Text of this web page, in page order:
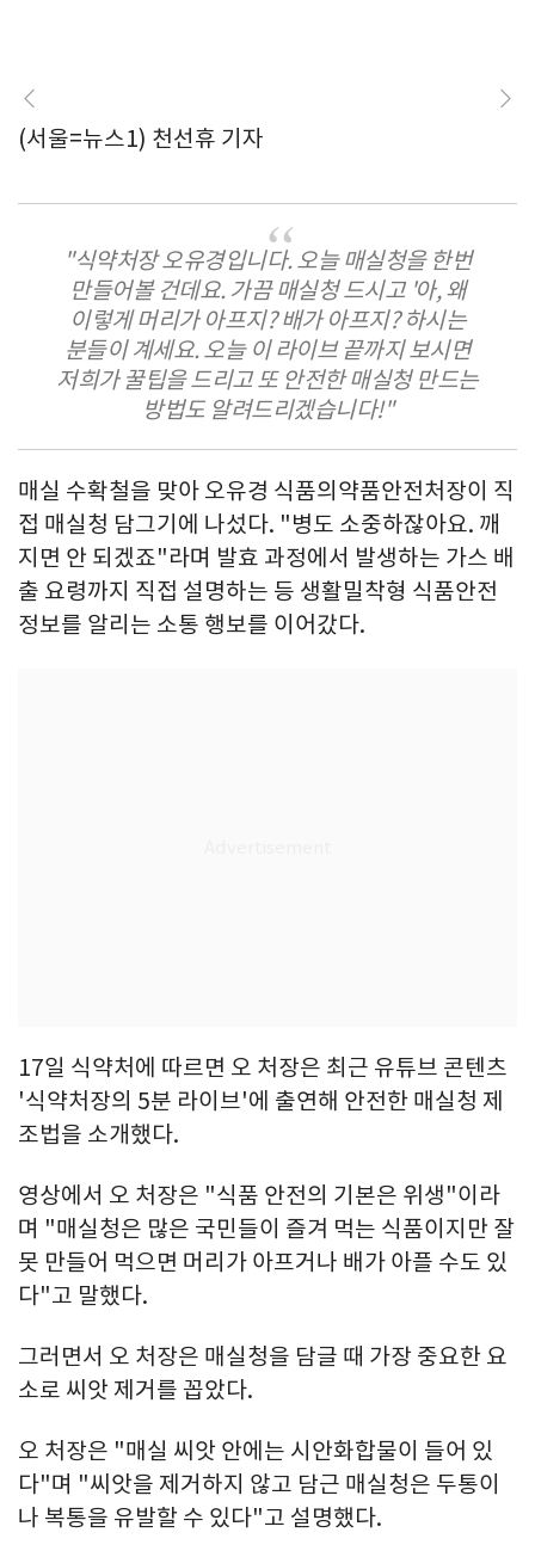
(서울=뉴스1) 천선휴 기자
"식약처장 오유경입니다. 오늘 매실청을 한번
만들어볼 건데요. 가끔 매실청 드시고 '아, 왜
이렇게 머리가 아프지? 배가 아프지? 하시는
분들이 계세요. 오늘 이 라이브 끝까지 보시면
저희가 꿀팁을 드리고 또 안전한 매실청 만드는
방법도 알려드리겠습니다!"
매실 수확철을 맞아 오유경 식품의약품안전처장이 직
접 매실청 담그기에 나섰다. "병도 소중하잖아요. 깨
지면 안 되겠죠"라며 발효 과정에서 발생하는 가스 배
출 요령까지 직접 설명하는 등 생활밀착형 식품안전
정보를 알리는 소통 행보를 이어갔다.
17일 식약처에 따르면 오 처장은 최근 유튜브 콘텐츠
'식약처장의 5분 라이브'에 출연해 안전한 매실청 제
조법을 소개했다.
영상에서 오 처장은 "식품 안전의 기본은 위생"이라
며 "매실청은 많은 국민들이 즐겨 먹는 식품이지만 잘
못 만들어 먹으면 머리가 아프거나 배가 아플 수도 있
다"고 말했다.
그러면서 오 처장은 매실청을 담글 때 가장 중요한 요
소로 씨앗 제거를 꼽았다.
오 처장은 "매실 씨앗 안에는 시안화합물이 들어 있
다"며 "씨앗을 제거하지 않고 담근 매실청은 두통이
나 복통을 유발할 수 있다"고 설명했다.